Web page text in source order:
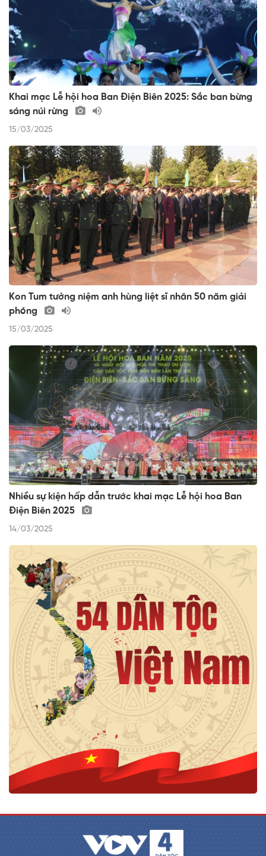
Khai mạc Lễ hội hoa Ban Điện Biên 2025: Sắc ban bừng
sáng núi rừng
15/03/2025
Kon Tum tưởng niệm anh hùng liệt sĩ nhân 50 năm giải
phóng
15/03/2025
Nhiều sự kiện hấp dẫn trước khai mạc Lễ hội hoa Ban
Điện Biên 2025
14/03/2025